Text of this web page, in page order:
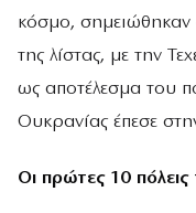
κόσμο, σημειώθηκαν
της λίστας, με την
ως αποτέλεσμα του
Ουκρανίας έπεσε
Οι πρώτες 10 πόλεις